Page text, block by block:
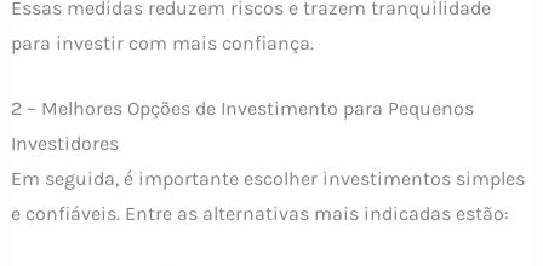
Essas medidas reduzem riscos e trazem tranquilidade
para investir com mais confiança.
2 – Melhores Opções de Investimento para Pequenos
Investidores
Em seguida, é importante escolher investimentos simples
e confiáveis. Entre as alternativas mais indicadas estão: